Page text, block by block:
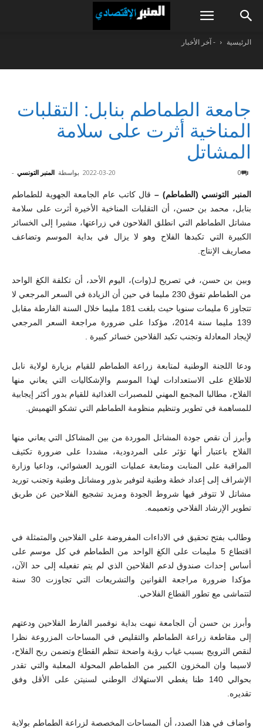
الرئيسية - آخر الأخبار
جامعة الطماطم بنابل: التقلبات
المناخية أثرت على سلامة
المشاتل
بواسطة المنبر التونسي - 2022-03-20 0
المنبر التونسي (الطماطم) – قال كاتب عام الجامعة الجهوية للطماطم
بنابل، محمد بن حسن، أن التقلبات المناخية الأخيرة أثرت على سلامة
مشاتل الطماطم التي انطلق الفلاحون في زراعتها، مشيرا إلى الخسائر
الكبيرة التي تكبدها الفلاح وهو لا يزال في بداية الموسم وتضاعف
مصاريف الإنتاج.
وبين بن حسن، في تصريح لـ(وات)، اليوم الأحد، أن تكلفة الكغ الواحد
من الطماطم تفوق 230 مليما في حين أن الزيادة في السعر المرجعي لا
تتجاوز 6 مليمات سنويا حيث بلغت 181 مليما خلال السنة الفارطة مقابل
139 مليما سنة 2014، مؤكدا على ضرورة مراجعة السعر المرجعي
لإيجاد المعادلة وتجنب تكبد الفلاحين خسائر كبيرة .
ودعا اللجنة الوطنية لمتابعة زراعة الطماطم للقيام بزيارة لولاية نابل
للاطلاع على الاستعدادات لهذا الموسم والإشكاليات التي يعاني منها
الفلاح، مطالبا المجمع المهني للمصبرات الغذائية للقيام بدور أكثر إيجابية
للمساهمة في تطوير وتنظيم منظومة الطماطم التي تشكو التهميش.
وأبرز أن نقص جودة المشاتل الموردة من بين المشاكل التي يعاني منها
الفلاح باعتبار أنها تؤثر على المردودية، مشددا على ضرورة تكثيف
المراقبة على المنابت ومتابعة عمليات التوريد العشوائي، وداعيا وزارة
الإشراف إلى إعداد خطة وطنية لتوفير بذور ومشاتل وطنية وتجنب توريد
مشاتل لا تتوفر فيها شروط الجودة ومزيد تشجيع الفلاحين عن طريق
تطوير الإرشاد الفلاحي وتعميمه.
وطالب بفتح تحقيق في الاداءات المفروضة على الفلاحين والمتمثلة في
اقتطاع 5 مليمات على الكغ الواحد من الطماطم في كل موسم على
أساس إحداث صندوق لدعم الفلاحين الذي لم يتم تفعيله إلى حد الآن،
مؤكدا ضرورة مراجعة القوانين والتشريعات التي تجاوزت 30 سنة
لتتماشى مع تطور القطاع الفلاحي.
وأبرز بن حسن أن الجامعة نبهت بداية نوفمبر الفارط الفلاحين ودعتهم
إلى مقاطعة زراعة الطماطم والتقليص في المساحات المزروعة نظرا
لنقص الترويج بسبب غياب رؤية واضحة تنظم القطاع وتضمن ربح الفلاح،
لاسيما وان المخزون الكبير من الطماطم المحولة المعلبة والتي تقدر
بحوالي 140 طنا يغطي الاستهلاك الوطني لسنيتن على الأقل وفق
تقديره.
واضاف في هذا الصدد، أن المساحات المخصصة لزراعة الطماطم بولاية